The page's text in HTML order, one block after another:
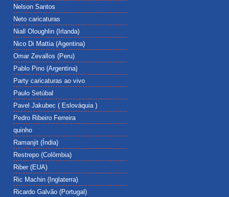
Nelson Santos
Neto caricaturas
Niall Oloughlin (Irlanda)
Nico Di Mattia (Agentina)
Omar Zevallos (Peru)
Pablo Pino (Argentina)
Party caricaturas ao vivo
Paulo Setúbal
Pavel Jakubec ( Eslováquia )
Pedro Ribeiro Ferreira
quinho
Ramanjit (Índia)
Restrepo (Colômbia)
Riber (EUA)
Ric Machin (Inglaterra)
Ricardo Galvão (Portugal)